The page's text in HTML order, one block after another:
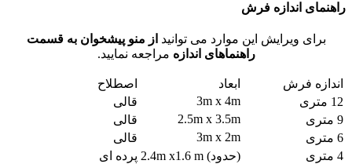
راهنمای اندازه فرش
برای ویرایش این موارد می توانید از منو پیشخوان به قسمت
راهنماهای اندازه مراجعه نمایید.
اندازه فرش ابعاد
اصطلاح
12 متری
3m x 4m
قالی
9 متری
2.5m x 3.5m
قالی
6 متری
3m x 2m
قالی
4 متری
(حدود) 2.4m x1.6 m
پرده ای